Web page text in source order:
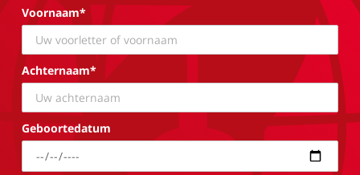
Voornaam*
Achternaam*
Geboortedatum